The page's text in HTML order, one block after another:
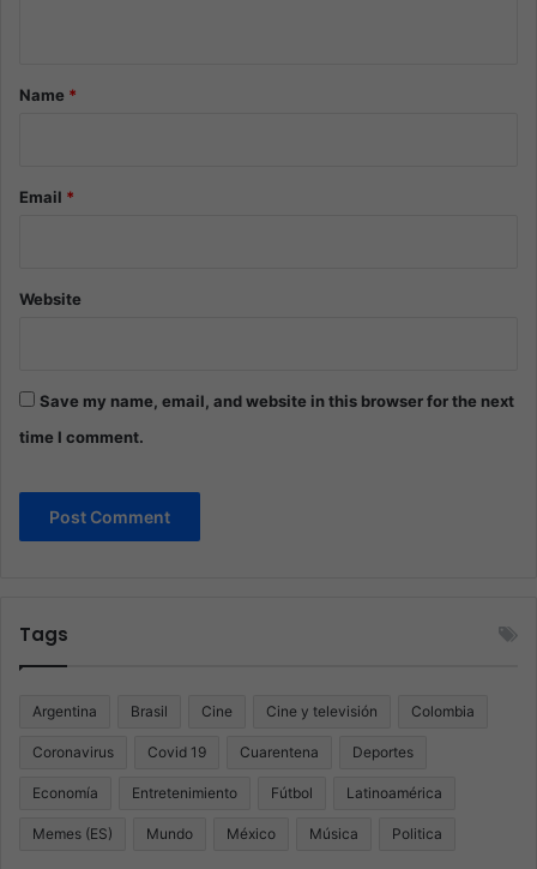
*Name *
Email *
Website
Save my name, email, and website in this browser for the next
time I comment.
Tags
Argentina Brasil Cine Cine y televisión Colombia
Coronavirus Covid 19 Cuarentena Deportes
Economía Entretenimiento Fútbol Latinoamérica
Memes (ES) Mundo México Música Politica